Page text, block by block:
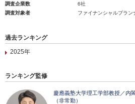
調査企業数
6社
調査対象者
ファイナンシャルプラン
過去ランキング
2025年
ランキング監修
慶應義塾大学理工学部教授／内
（非常勤）